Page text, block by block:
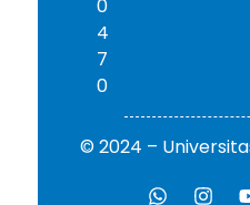
0
4
7
0
© 2024 –